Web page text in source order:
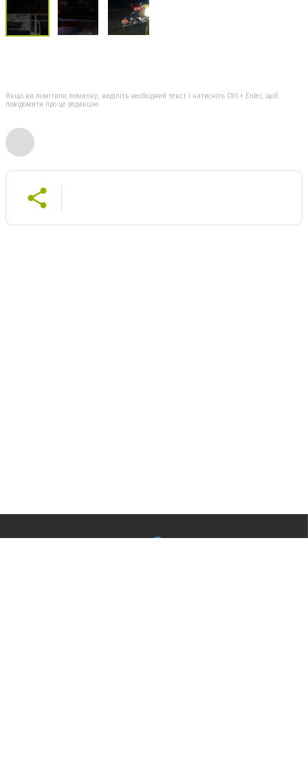
Якщо ви помітили помилку, виділіть необхідний текст і натисніть Ctrl + Enter, щоб
повідомити про це редакцію